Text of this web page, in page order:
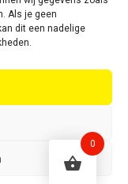
Als je geen
dit een nadelige
0